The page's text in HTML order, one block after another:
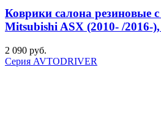
Коврики салона резиновые
Mitsubishi ASX (2010- /2016-
2 090 руб.
Серия AVTODRIVER